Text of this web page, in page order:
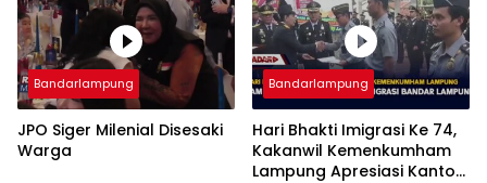
Bandarlampung
JPO Siger Milenial Disesaki
Warga
Bandarlampung
Hari Bhakti Imigrasi Ke 74,
Kakanwil Kemenkumham
Lampung Apresiasi Kantor